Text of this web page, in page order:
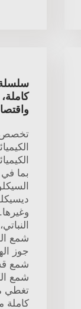
بما
شمع
جوز
شمع
شمع
تغطي
كاملة